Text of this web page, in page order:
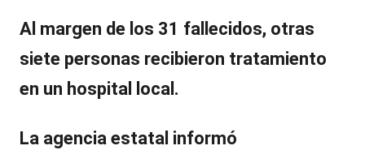
Al margen de los 31 fallecidos, otras
siete personas recibieron tratamiento
en un hospital local.
La agencia estatal informó